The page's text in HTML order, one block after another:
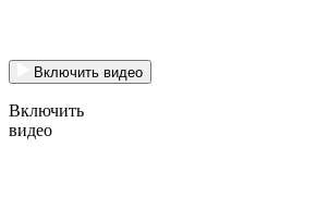
Включить видео
Включить
видео